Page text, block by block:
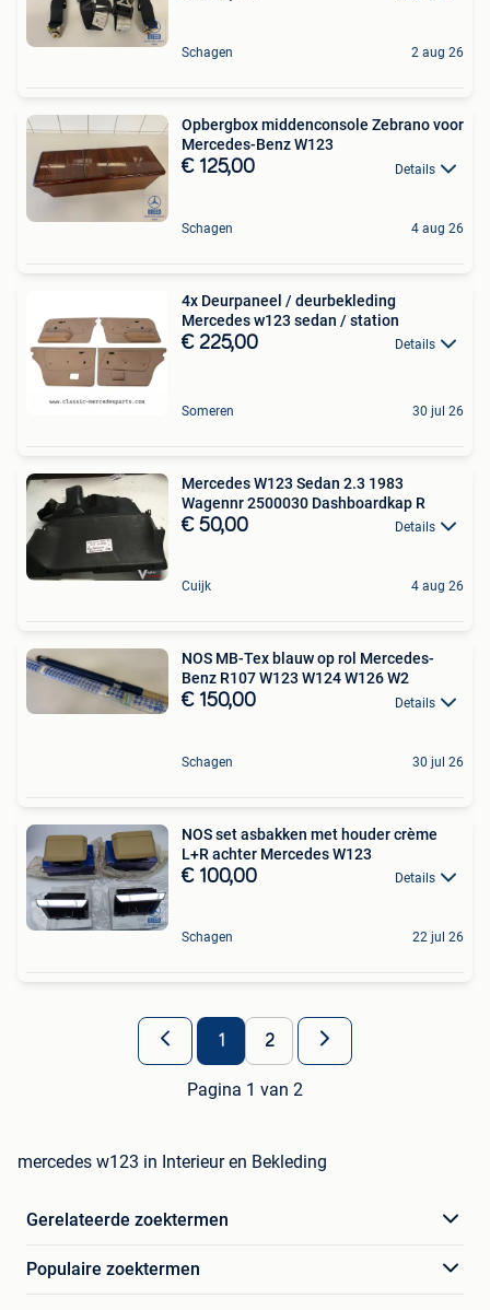
Schagen 2 aug 26
Opbergbox middenconsole Zebrano voor
Mercedes-Benz W123
€ 125,00 Details
Schagen 4 aug 26
4x Deurpaneel / deurbekleding
Mercedes w123 sedan / station
€ 225,00 Details
Someren 30 jul 26
Mercedes W123 Sedan 2.3 1983
Wagennr 2500030 Dashboardkap R
€ 50,00 Details
Cuijk 4 aug 26
NOS MB-Tex blauw op rol Mercedes-
Benz R107 W123 W124 W126 W2
€ 150,00 Details
Schagen 30 jul 26
NOS set asbakken met houder crème
L+R achter Mercedes W123
€ 100,00 Details
Schagen 22 jul 26
1 2
Pagina 1 van 2
mercedes w123 in Interieur en Bekleding
Gerelateerde zoektermen
Populaire zoektermen